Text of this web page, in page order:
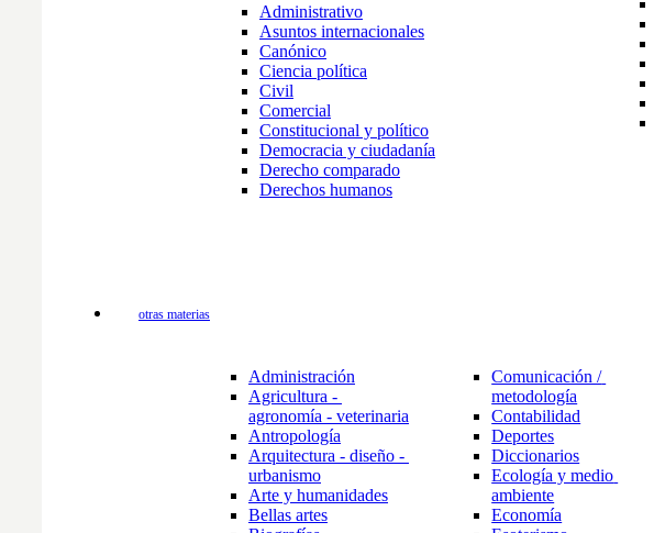
Administrativo
Asuntos internacionales
Canónico
Ciencia política
Civil
Comercial
Constitucional y político
Democracia y ciudadanía
Derecho comparado
Derechos humanos
otras materias
Administración
Agricultura -
agronomía - veterinaria
Antropología
Arquitectura - diseño -
urbanismo
Arte y humanidades
Bellas artes
Comunicación /
metodología
Contabilidad
Deportes
Diccionarios
Ecología y medio
ambiente
Economía